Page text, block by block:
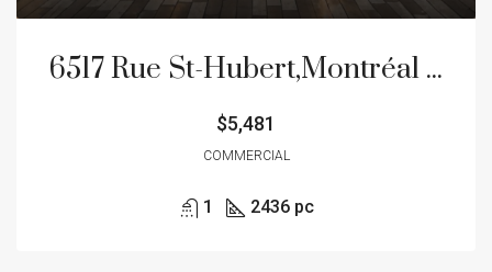
6517 Rue St-Hubert,Montréal (Rosemont/La Petite-Patrie)
$5,481
COMMERCIAL
1 2436 pc